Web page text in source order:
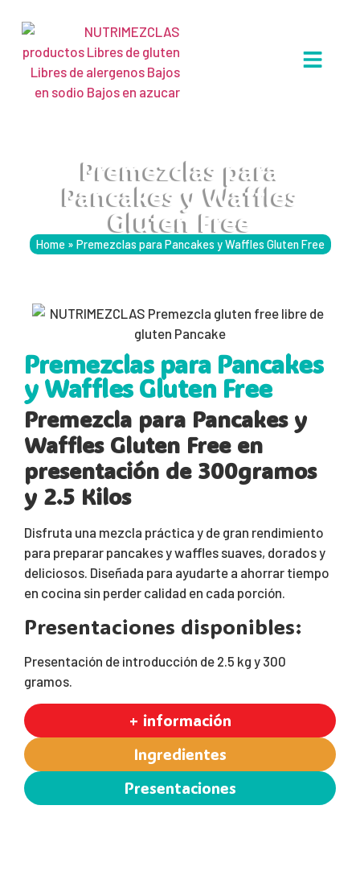
Premezclas para
Pancakes y Waffles
Gluten Free
Home» Premezclas para Pancakes y Waffles Gluten Free
Premezclas para Pancakes
y Waffles Gluten Free
Premezcla para Pancakes y
Waffles Gluten Free en
presentación de 300gramos
y 2.5 Kilos
Disfruta una mezcla práctica y de gran rendimiento
para preparar pancakes y waffles suaves, dorados y
deliciosos. Diseñada para ayudarte a ahorrar tiempo
en cocina sin perder calidad en cada porción.
Presentaciones disponibles:
Presentación de introducción de 2.5 kg y 300
gramos.
+ información
Ingredientes
Presentaciones